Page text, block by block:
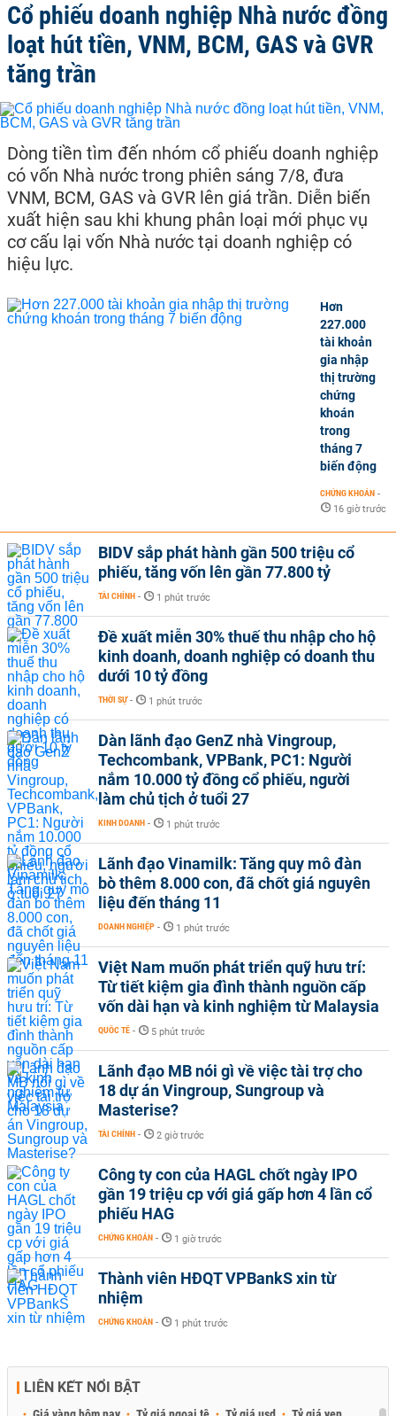
Cổ phiếu doanh nghiệp Nhà nước đồng
loạt hút tiền, VNM, BCM, GAS và GVR
tăng trần
Dòng tiền tìm đến nhóm cổ phiếu doanh nghiệp
có vốn Nhà nước trong phiên sáng 7/8, đưa
VNM, BCM, GAS và GVR lên giá trần. Diễn biến
xuất hiện sau khi khung phân loại mới phục vụ
cơ cấu lại vốn Nhà nước tại doanh nghiệp có
hiệu lực.
Hơn
227.000
tài khoản
gia nhập
thị trường
chứng
khoán
trong
tháng 7
biến động
CHỨNG KHOÁN -
16 giờ trước
BIDV sắp phát hành gần 500 triệu cổ
phiếu, tăng vốn lên gần 77.800 tỷ
TÀI CHÍNH - 1 phút trước
Đề xuất miễn 30% thuế thu nhập cho hộ
kinh doanh, doanh nghiệp có doanh thu
dưới 10 tỷ đồng
THỜI SỰ - 1 phút trước
Dàn lãnh đạo GenZ nhà Vingroup,
Techcombank, VPBank, PC1: Người
nắm 10.000 tỷ đồng cổ phiếu, người
làm chủ tịch ở tuổi 27
KINH DOANH - 1 phút trước
Lãnh đạo Vinamilk: Tăng quy mô đàn
bò thêm 8.000 con, đã chốt giá nguyên
liệu đến tháng 11
DOANH NGHIỆP - 1 phút trước
Việt Nam muốn phát triển quỹ hưu trí:
Từ tiết kiệm gia đình thành nguồn cấp
vốn dài hạn và kinh nghiệm từ Malaysia
QUỐC TẾ - 5 phút trước
Lãnh đạo MB nói gì về việc tài trợ cho
18 dự án Vingroup, Sungroup và
Masterise?
TÀI CHÍNH - 2 giờ trước
Công ty con của HAGL chốt ngày IPO
gần 19 triệu cp với giá gấp hơn 4 lần cổ
phiếu HAG
CHỨNG KHOÁN - 1 giờ trước
Thành viên HĐQT VPBankS xin từ
nhiệm
CHỨNG KHOÁN - 1 phút trước
LIÊN KẾT NỔI BẬT